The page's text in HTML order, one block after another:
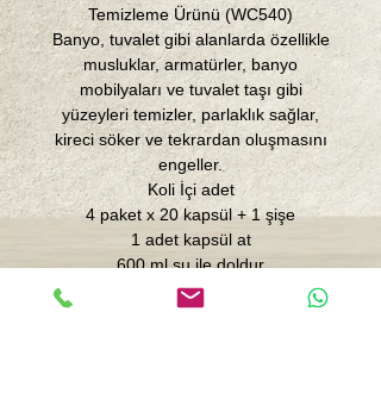
Temizleme Ürünü (WC540)
Banyo, tuvalet gibi alanlarda özellikle
musluklar, armatürler, banyo
mobilyaları ve tuvalet taşı gibi
yüzeyleri temizler, parlaklık sağlar,
kireci söker ve tekrardan oluşmasını
engeller.
Koli İçi adet
4 paket x 20 kapsül + 1 şişe
1 adet kapsül at
600 ml su ile doldur
Çalkala
Kullanıma hazır